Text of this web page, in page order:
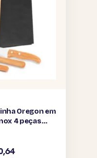
Oregon em
4 peças